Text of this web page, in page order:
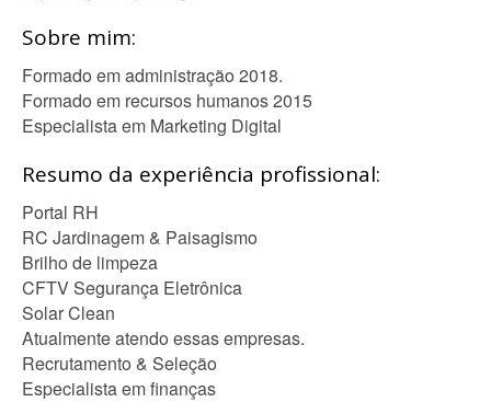
Sobre mim:
Formado em administração 2018.
Formado em recursos humanos 2015
Especialista em Marketing Digital
Resumo da experiência profissional:
Portal RH
RC Jardinagem & Paisagismo
Brilho de limpeza
CFTV Segurança Eletrônica
Solar Clean
Atualmente atendo essas empresas.
Recrutamento & Seleção
Especialista em finanças